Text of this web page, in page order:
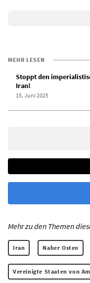
MEHR LESEN
Stoppt den
Iran!
15. Juni 2025
Mehr zu den Themen
Iran Naher Osten
Vereinigte Staaten von